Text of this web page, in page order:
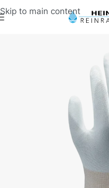
Skip to main content